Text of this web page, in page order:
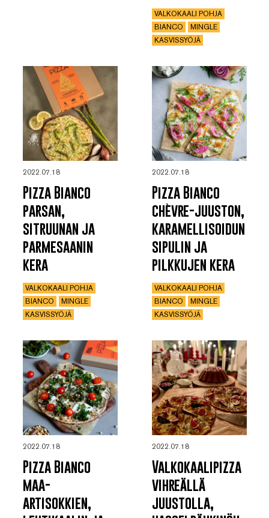
VALKOKAALI POHJA
BIANCO
MINGLE
KASVISSYÖJÄ
2022.07.18
Pizza Bianco
parsan,
sitruunan ja
parmesaanin
kera
VALKOKAALI POHJA
BIANCO
MINGLE
KASVISSYÖJÄ
2022.07.18
Pizza Bianco
chèvre-juuston,
karamellisoidun
sipulin ja
pilkkujen kera
VALKOKAALI POHJA
BIANCO
MINGLE
KASVISSYÖJÄ
2022.07.18
Pizza Bianco
maa-
artisokkien,
2022.07.18
Valkokaalipizza
vihreällä
juustolla,